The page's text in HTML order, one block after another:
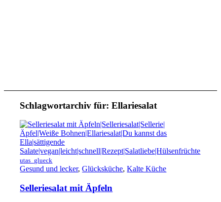
Schlagwortarchiv für:Ellariesalat
utas_glueck
Gesund und lecker,Glücksküche,Kalte Küche
Selleriesalat mit Äpfeln